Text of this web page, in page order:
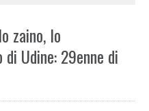
zaino, lo
Udine: 29enne di